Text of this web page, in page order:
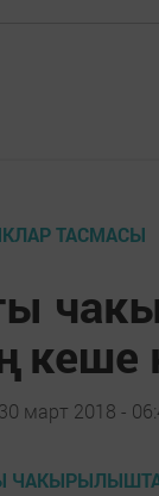
ТАСМАСЫ
кеше
30 март 2018 -